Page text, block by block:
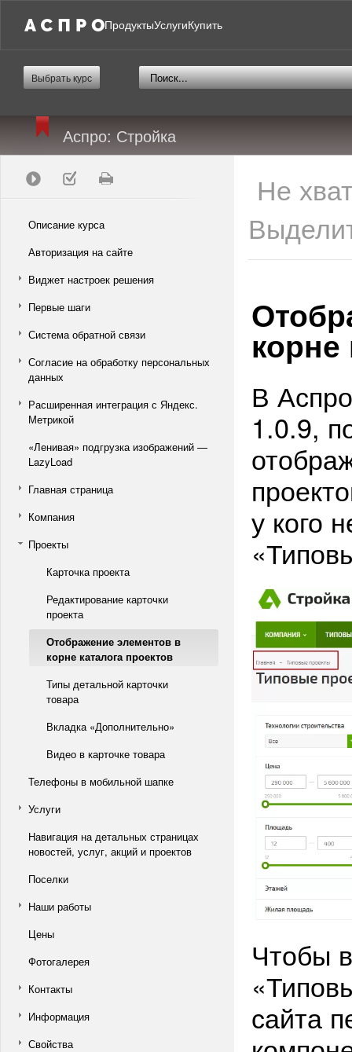
ПродуктыУслугиКупить
Выбрать курс
Аспро: Стройка
Описание курса
Авторизация на сайте
Виджет настроек решения
Первые шаги
Система обратной связи
Согласие на обработку персональных
данных
Расширенная интеграция с Яндекс.
Метрикой
«Ленивая» подгрузка изображений —
LazyLoad
Главная страница
Компания
Проекты
Карточка проекта
Редактирование карточки
проекта
Отображение элементов в
корне каталога проектов
Типы детальной карточки
товара
Вкладка «Дополнительно»
Видео в карточке товара
Телефоны в мобильной шапке
Услуги
Навигация на детальных страницах
новостей, услуг, акций и проектов
Поселки
Наши работы
Цены
Фотогалерея
Контакты
Информация
Свойства
Не
корне
В
1.0.9,
у кого
Чтобы
сайта